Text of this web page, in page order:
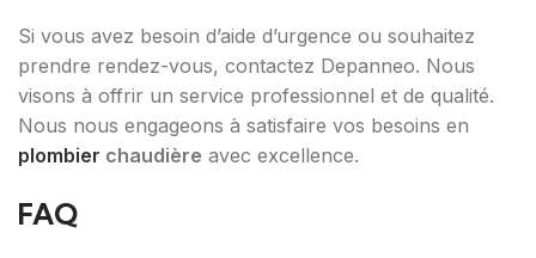
Si vous avez besoin d’aide d’urgence ou souhaitez
prendre rendez-vous, contactez Depanneo. Nous
visons à offrir un service professionnel et de qualité.
Nous nous engageons à satisfaire vos besoins en
plombier chaudière avec excellence.
FAQ